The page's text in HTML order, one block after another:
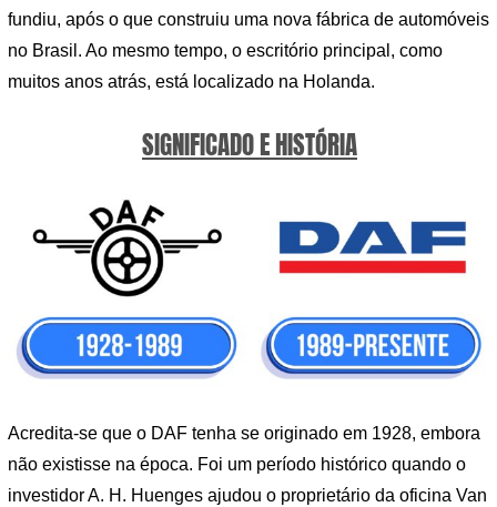
fundiu, após o que construiu uma nova fábrica de automóveis
no Brasil. Ao mesmo tempo, o escritório principal, como
muitos anos atrás, está localizado na Holanda.
SIGNIFICADO E HISTÓRIA
Acredita-se que o DAF tenha se originado em 1928, embora
não existisse na época. Foi um período histórico quando o
investidor A. H. Huenges ajudou o proprietário da oficina Van